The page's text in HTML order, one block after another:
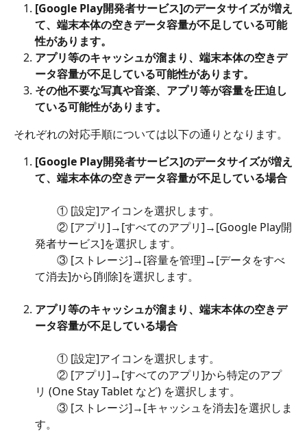
[Google Play開発者サービス]のデータサイズが増え
て、端末本体の空きデータ容量が不足している可能
性があります。
アプリ等のキャッシュが溜まり、端末本体の空きデ
ータ容量が不足している可能性があります。
その他不要な写真や音楽、アプリ等が容量を圧迫し
ている可能性があります。
それぞれの対応手順については以下の通りとなります。
[Google Play開発者サービス]のデータサイズが増え
て、端末本体の空きデータ容量が不足している場合
① [設定]アイコンを選択します。
② [アプリ]→[すべてのアプリ]→[Google Play開
発者サービス]を選択します。
③ [ストレージ]→[容量を管理]→[データをすべ
て消去]から[削除]を選択します。
アプリ等のキャッシュが溜まり、端末本体の空きデ
ータ容量が不足している場合
① [設定]アイコンを選択します。
② [アプリ]→[すべてのアプリ]から特定のアプ
リ (One Stay Tablet など) を選択します。
③ [ストレージ]→[キャッシュを消去]を選択しま
す。